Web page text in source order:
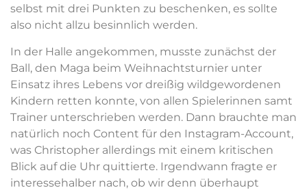
selbst mit drei Punkten zu beschenken, es sollte
also nicht allzu besinnlich werden.
In der Halle angekommen, musste zunächst der
Ball, den Maga beim Weihnachtsturnier unter
Einsatz ihres Lebens vor dreißig wildgewordenen
Kindern retten konnte, von allen Spielerinnen samt
Trainer unterschrieben werden. Dann brauchte man
natürlich noch Content für den Instagram-Account,
was Christopher allerdings mit einem kritischen
Blick auf die Uhr quittierte. Irgendwann fragte er
interessehalber nach, ob wir denn überhaupt